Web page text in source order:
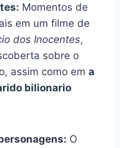
Momentos de
em um filme de
dos Inocentes,
sobre o
assim como em a
bilionario
O